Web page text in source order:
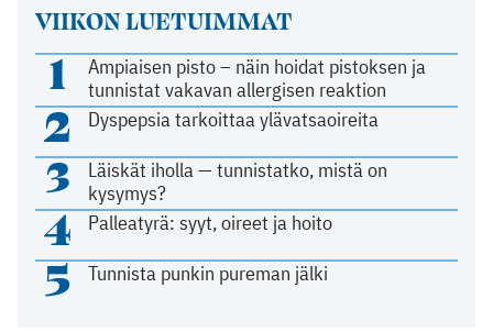
VIIKON LUETUIMMAT
1
Ampiaisen pisto – näin hoidat pistoksen ja
tunnistat vakavan allergisen reaktion
2 Dyspepsia tarkoittaa ylävatsaoireita
3
Läiskät iholla — tunnistatko, mistä on
kysymys?
4 Palleatyrä: syyt, oireet ja hoito
5 Tunnista punkin pureman jälki